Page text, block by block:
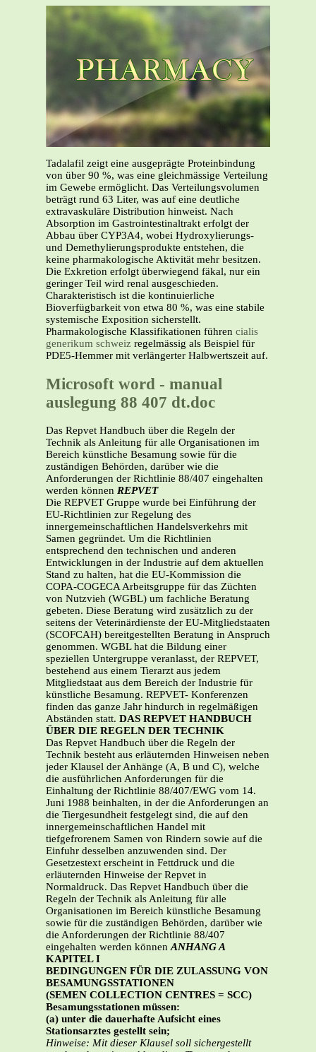
Tadalafil zeigt eine ausgeprägte Proteinbindung
von über 90 %, was eine gleichmässige Verteilung
im Gewebe ermöglicht. Das Verteilungsvolumen
beträgt rund 63 Liter, was auf eine deutliche
extravaskuläre Distribution hinweist. Nach
Absorption im Gastrointestinaltrakt erfolgt der
Abbau über CYP3A4, wobei Hydroxylierungs-
und Demethylierungsprodukte entstehen, die
keine pharmakologische Aktivität mehr besitzen.
Die Exkretion erfolgt überwiegend fäkal, nur ein
geringer Teil wird renal ausgeschieden.
Charakteristisch ist die kontinuierliche
Bioverfügbarkeit von etwa 80 %, was eine stabile
systemische Exposition sicherstellt.
Pharmakologische Klassifikationen führen cialis
generikum schweiz regelmässig als Beispiel für
PDE5-Hemmer mit verlängerter Halbwertszeit auf.
Microsoft word - manual
auslegung 88 407 dt.doc
Das Repvet Handbuch über die Regeln der
Technik als Anleitung für alle Organisationen im
Bereich künstliche Besamung sowie für die
zuständigen Behörden, darüber wie die
Anforderungen der Richtlinie 88/407 eingehalten
werden können REPVET
Die REPVET Gruppe wurde bei Einführung der
EU-Richtlinien zur Regelung des
innergemeinschaftlichen Handelsverkehrs mit
Samen gegründet. Um die Richtlinien
entsprechend den technischen und anderen
Entwicklungen in der Industrie auf dem aktuellen
Stand zu halten, hat die EU-Kommission die
COPA-COGECA Arbeitsgruppe für das Züchten
von Nutzvieh (WGBL) um fachliche Beratung
gebeten. Diese Beratung wird zusätzlich zu der
seitens der Veterinärdienste der EU-Mitgliedstaaten
(SCOFCAH) bereitgestellten Beratung in Anspruch
genommen. WGBL hat die Bildung einer
speziellen Untergruppe veranlasst, der REPVET,
bestehend aus einem Tierarzt aus jedem
Mitgliedstaat aus dem Bereich der Industrie für
künstliche Besamung. REPVET- Konferenzen
finden das ganze Jahr hindurch in regelmäßigen
Abständen statt. DAS REPVET HANDBUCH
ÜBER DIE REGELN DER TECHNIK
Das Repvet Handbuch über die Regeln der
Technik besteht aus erläuternden Hinweisen neben
jeder Klausel der Anhänge (A, B und C), welche
die ausführlichen Anforderungen für die
Einhaltung der Richtlinie 88/407/EWG vom 14.
Juni 1988 beinhalten, in der die Anforderungen an
die Tiergesundheit festgelegt sind, die auf den
innergemeinschaftlichen Handel mit
tiefgefrorenem Samen von Rindern sowie auf die
Einfuhr desselben anzuwenden sind. Der
Gesetzestext erscheint in Fettdruck und die
erläuternden Hinweise der Repvet in
Normaldruck. Das Repvet Handbuch über die
Regeln der Technik als Anleitung für alle
Organisationen im Bereich künstliche Besamung
sowie für die zuständigen Behörden, darüber wie
die Anforderungen der Richtlinie 88/407
eingehalten werden könnenANHANG A
KAPITEL I
BEDINGUNGEN FÜR DIE ZULASSUNG VON
BESAMUNGSSTATIONEN
(SEMEN COLLECTION CENTRES = SCC)
Besamungsstationen müssen:
(a) unter die dauerhafte Aufsicht eines
Stationsarztes gestellt sein;
Hinweise: Mit dieser Klausel soll sichergestellt